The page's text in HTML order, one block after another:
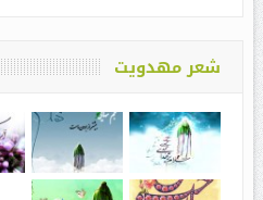
شعر مهدویت